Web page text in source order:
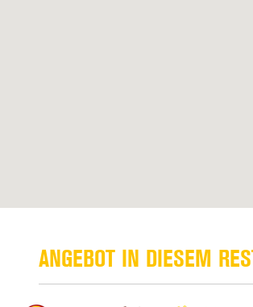
ANGEBOT IN DIESEM